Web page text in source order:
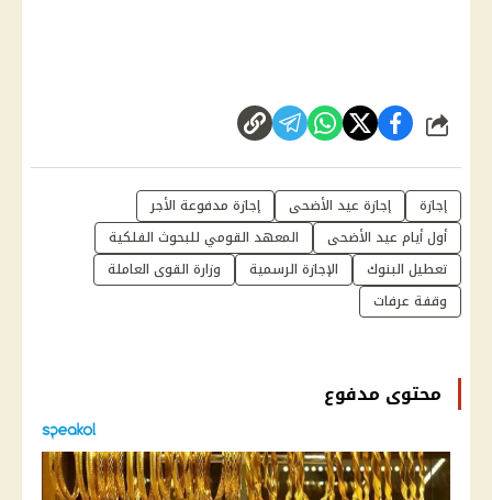
شارك
إجازة إجازة عيد الأضحى
إجازة مدفوعة الأجر
أول أيام عيد الأضحى
المعهد القومي للبحوث الفلكية
تعطيل البنوك
الإجازة الرسمية
وزارة القوى العاملة
وقفة عرفات
محتوى مدفوع